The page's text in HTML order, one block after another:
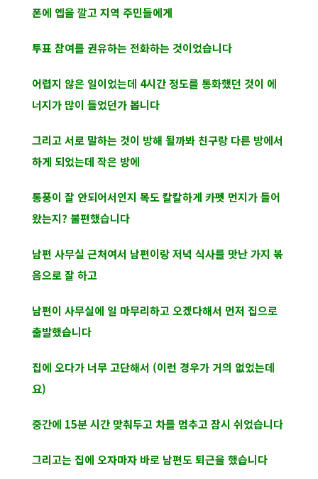
폰에 엡을 깔고 지역 주민들에게
투표 참여를 권유하는 전화하는 것이었습니다
어렵지 않은 일이었는데 4시간 정도를 통화했던 것이 에
너지가 많이 들었던가 봅니다
그리고 서로 말하는 것이 방해 될까봐 친구랑 다른 방에서
하게 되었는데 작은 방에
통풍이 잘 안되어서인지 목도 칼칼하게 카펫 먼지가 들어
왔는지? 불편했습니다
남편 사무실 근처여서 남편이랑 저녁 식사를 맛난 가지 볶
음으로 잘 하고
남편이 사무실에 일 마무리하고 오겠다해서 먼저 집으로
출발했습니다
집에 오다가 너무 고단해서 (이런 경우가 거의 없었는데
요)
중간에 15분 시간 맞춰두고 차를 멈추고 잠시 쉬었습니다
그리고는 집에 오자마자 바로 남편도 퇴근을 했습니다